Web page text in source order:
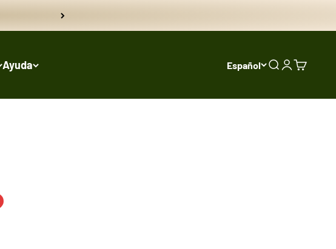
Ayuda Español Buscar
Iniciar
Carrito